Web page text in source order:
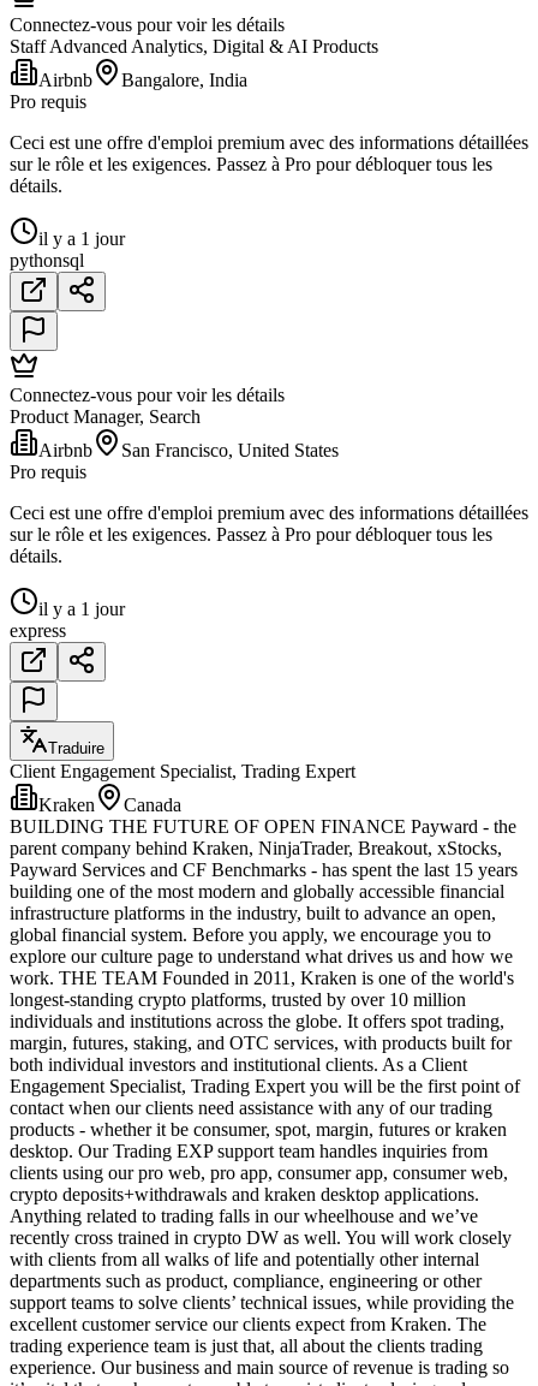
Connectez-vous pour voir les détails
Staff Advanced Analytics, Digital & AI Products
Airbnb
Bangalore, India
Pro requis
Ceci est une offre d'emploi premium avec des informations détaillées
sur le rôle et les exigences. Passez à Pro pour débloquer tous les
détails.
il y a 1 jour
pythonsql
Connectez-vous pour voir les détails
Product Manager, Search
Airbnb
San Francisco, United States
Pro requis
Ceci est une offre d'emploi premium avec des informations détaillées
sur le rôle et les exigences. Passez à Pro pour débloquer tous les
détails.
il y a 1 jour
express
Traduire
Client Engagement Specialist, Trading Expert
Kraken
Canada
BUILDING THE FUTURE OF OPEN FINANCE Payward - the
parent company behind Kraken, NinjaTrader, Breakout, xStocks,
Payward Services and CF Benchmarks - has spent the last 15 years
building one of the most modern and globally accessible financial
infrastructure platforms in the industry, built to advance an open,
global financial system. Before you apply, we encourage you to
explore our culture page to understand what drives us and how we
work. THE TEAM Founded in 2011, Kraken is one of the world's
longest-standing crypto platforms, trusted by over 10 million
individuals and institutions across the globe. It offers spot trading,
margin, futures, staking, and OTC services, with products built for
both individual investors and institutional clients. As a Client
Engagement Specialist, Trading Expert you will be the first point of
contact when our clients need assistance with any of our trading
products - whether it be consumer, spot, margin, futures or kraken
desktop. Our Trading EXP support team handles inquiries from
clients using our pro web, pro app, consumer app, consumer web,
crypto deposits+withdrawals and kraken desktop applications.
Anything related to trading falls in our wheelhouse and we’ve
recently cross trained in crypto DW as well. You will work closely
with clients from all walks of life and potentially other internal
departments such as product, compliance, engineering or other
support teams to solve clients’ technical issues, while providing the
excellent customer service our clients expect from Kraken. The
trading experience team is just that, all about the clients trading
experience. Our business and main source of revenue is trading so